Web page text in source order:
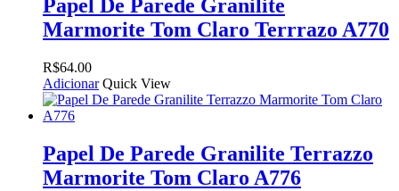
Papel De Parede Granilite
Marmorite Tom Claro Terrrazo A770
R$64.00
Adicionar Quick View
Papel De Parede Granilite Terrazzo
Marmorite Tom Claro A776